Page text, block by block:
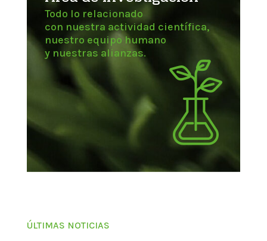
Todo lo relacionado
con nuestra actividad científica,
nuestro equipo humano
y nuestras alianzas.
ÚLTIMAS NOTICIAS